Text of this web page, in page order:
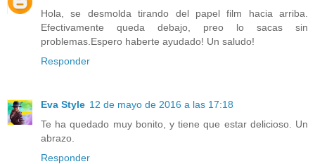
Hola, se desmolda tirando del papel film hacia arriba.
Efectivamente queda debajo, preo lo sacas sin
problemas.Espero haberte ayudado! Un saludo!
Responder
Eva Style 12 de mayo de 2016 a las 17:18
Te ha quedado muy bonito, y tiene que estar delicioso. Un
abrazo.
Responder